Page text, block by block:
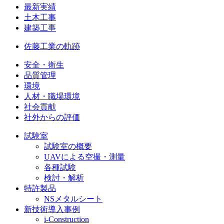
最新実績
土木工事
建築工事
佐藤工業の軌跡
安全・衛生
品質管理
環境
人材・職場環境
社会貢献
社外からの評価
試験室
試験室の概要
UAVによる空撮・測量
各種試験
検討・解析
特許製品
NSメタルシート
新技術導入事例
i-Construction